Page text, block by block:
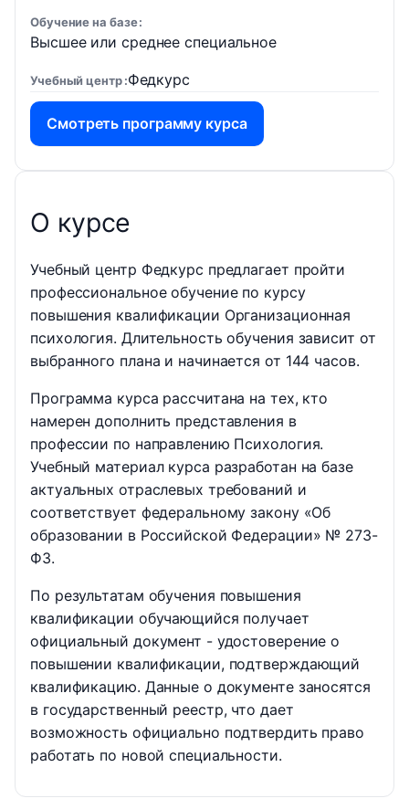
Обучение на базе
Высшее или среднее специальное
Учебный центр Федкурс
Смотреть программу курса
О курсе
Учебный центр Федкурс предлагает пройти
профессиональное обучение по курсу
повышения квалификации Организационная
психология. Длительность обучения зависит от
выбранного плана и начинается от 144 часов.
Программа курса рассчитана на тех, кто
намерен дополнить представления в
профессии по направлению Психология.
Учебный материал курса разработан на базе
актуальных отраслевых требований и
соответствует федеральному закону «Об
образовании в Российской Федерации» № 273-
ФЗ.
По результатам обучения повышения
квалификации обучающийся получает
официальный документ - удостоверение о
повышении квалификации, подтверждающий
квалификацию. Данные о документе заносятся
в государственный реестр, что дает
возможность официально подтвердить право
работать по новой специальности.